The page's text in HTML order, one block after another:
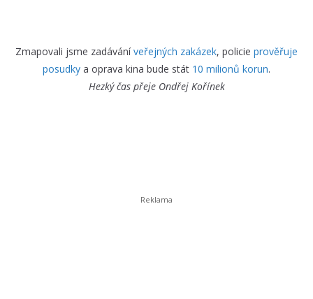
Zmapovali jsme zadáváníveřejných zakázek, policie prověřuje
posudky a oprava kina bude stát 10 milionů korun.
Hezký čas přeje Ondřej Kořínek